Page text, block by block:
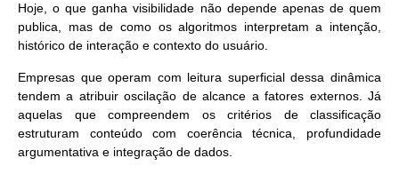
Hoje, o que ganha visibilidade não depende apenas de quem
publica, mas de como os algoritmos interpretam a intenção,
histórico de interação e contexto do usuário.
Empresas que operam com leitura superficial dessa dinâmica
tendem a atribuir oscilação de alcance a fatores externos. Já
aquelas que compreendem os critérios de classificação
estruturam conteúdo com coerência técnica, profundidade
argumentativa e integração de dados.